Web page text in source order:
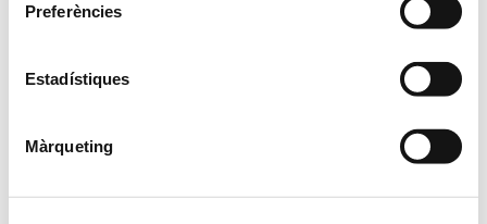
Preferències
Estadístiques
MàrquetingSala Taronja
Espai Exterior